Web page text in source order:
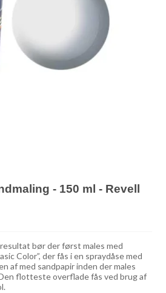
- 150 ml - Revell
bør der først males med
Color”, der fås i en spraydåse med
af med sandpapir inden der males
flotteste overflade fås ved brug af